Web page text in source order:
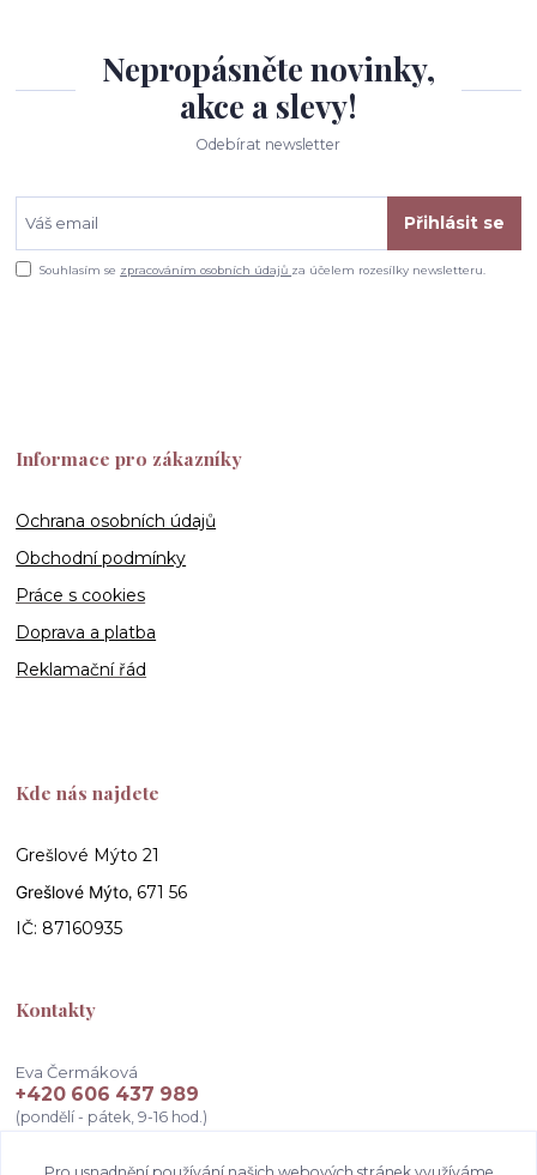
Nepropásněte novinky,
akce a slevy!
Odebírat newsletter
Přihlásit se
Souhlasím se zpracováním osobních údajů za účelem rozesílky newsletteru.
Informace pro zákazníky
Ochrana osobních údajů
Obchodní podmínky
Práce s cookies
Doprava a platba
Reklamační řád
Kde nás najdete
Grešlové Mýto 21
Grešlové Mýto, 671 56
IČ: 87160935
Kontakty
Eva Čermáková
+420 606 437 989
(pondělí - pátek, 9-16 hod.)
info@atelierceva.cz